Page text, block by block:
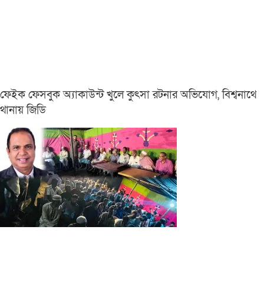
ফেইক ফেসবুক অ্যাকাউন্ট খুলে কুৎসা রটনার অভিযোগ, বিশ্বনাথে
থানায় জিডি